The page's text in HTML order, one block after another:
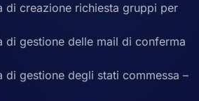
di creazione richiesta gruppi per
di gestione delle mail di conferma
di gestione degli stati commessa –